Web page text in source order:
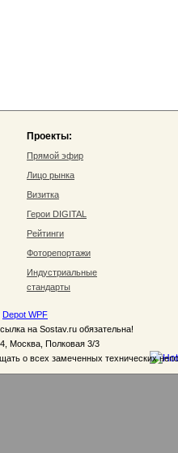
Проекты:
Прямой эфир
Лицо рынка
Визитка
Герои DIGITAL
Рейтинги
Фоторепортажи
Индустриальные
стандарты
Depot WPF
на Sostav.ru обязательна!
Москва, Полковая 3/3
о всех замеченных технических